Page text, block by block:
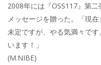
2008年には『OSS117』第
メッセージを贈った。「現
未定ですが、やる気満々で
います！」
(M.NIBE)